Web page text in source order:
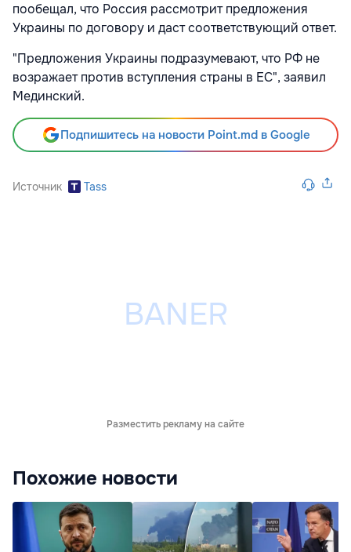
пообещал, что Россия рассмотрит предложения
Украины по договору и даст соответствующий ответ.
"Предложения Украины подразумевают, что РФ не
возражает против вступления страны в ЕС", заявил
Мединский.
Подпишитесь на новости Point.md в Google
Источник Tass
Разместить рекламу на сайте
Похожие новости